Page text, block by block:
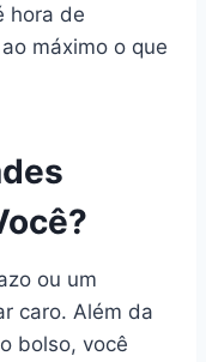
hora de
máximo o que
ou um
caro. Além da
bolso, você